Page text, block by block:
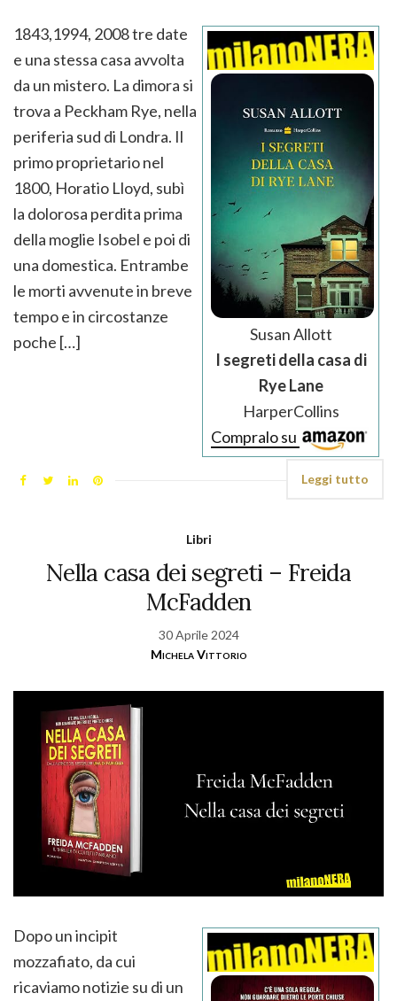
Susan Allott
I segreti della casa di
Rye Lane
HarperCollins
Compralo su
1843,1994, 2008 tre date
e una stessa casa avvolta
da un mistero. La dimora si
trova a Peckham Rye, nella
periferia sud di Londra. Il
primo proprietario nel
1800, Horatio Lloyd, subì
la dolorosa perdita prima
della moglie Isobel e poi di
una domestica. Entrambe
le morti avvenute in breve
tempo e in circostanze
poche […]
Leggi tutto
Libri
Nella casa dei segreti – Freida
McFadden
30 Aprile 2024
Michela Vittorio
Dopo un incipit
mozzafiato, da cui
ricaviamo notizie su di un